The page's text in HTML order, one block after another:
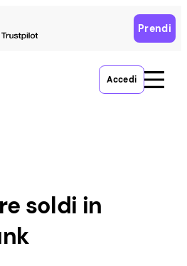
Prendi
Accedi
soldi in